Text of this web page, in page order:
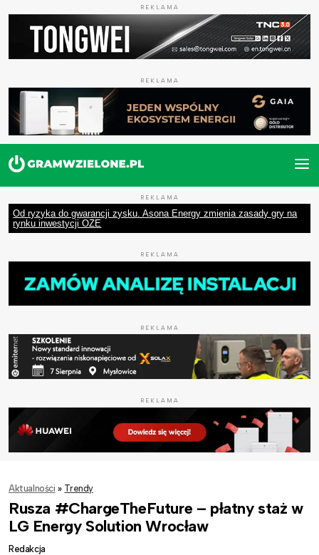
REKLAMA
REKLAMA
REKLAMA
Od ryzyka do gwarancji zysku. Asona Energy zmienia zasady gry na
rynku inwestycji OZE
REKLAMA
REKLAMA
REKLAMA
Aktualności » Trendy
Rusza #ChargeTheFuture – płatny staż w
LG Energy Solution Wrocław
Redakcja